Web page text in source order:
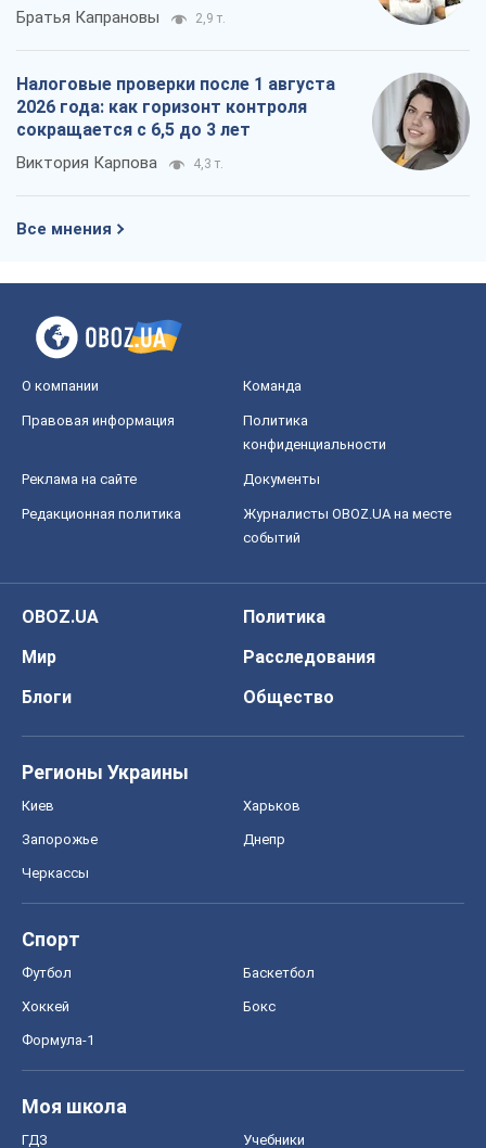
Братья Капрановы 2,9 т.
Налоговые проверки после 1 августа
2026 года: как горизонт контроля
сокращается с 6,5 до 3 лет
Виктория Карпова 4,3 т.
Все мнения
О компании Команда
Правовая информация
Политика
конфиденциальности
Реклама на сайте Документы
Редакционная политика
Журналисты OBOZ.UA на месте
событий
OBOZ.UA
Политика
Мир
Расследования
Блоги
Общество
Регионы Украины
Киев Харьков
Запорожье Днепр
Черкассы
Спорт
Футбол Баскетбол
Хоккей Бокс
Формула-1
Моя школа
ГДЗ Учебники